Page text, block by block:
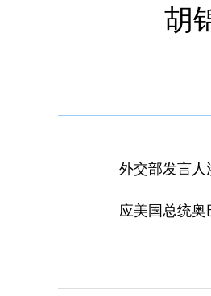
胡
外交部发言人
应美国总统奥巴